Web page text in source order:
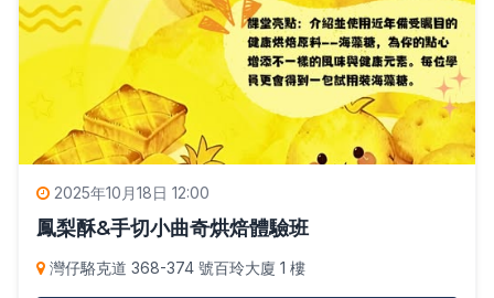
2025年10月18日 12:00
鳳梨酥&手切小曲奇烘焙體驗班
灣仔駱克道 368-374 號百玲大廈 1 樓